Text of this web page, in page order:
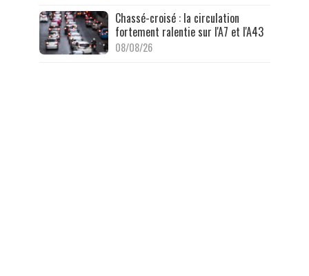
Chassé-croisé : la circulation
fortement ralentie sur l'A7 et l'A43
08/08/26